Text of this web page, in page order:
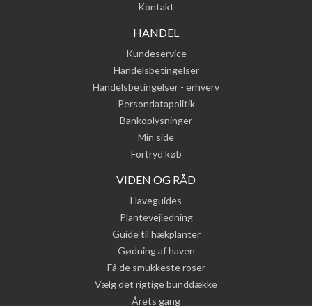
Kontakt
HANDEL
Kundeservice
Handelsbetingelser
Handelsbetingelser - erhverv
Persondatapolitik
Bankoplysninger
Min side
Fortryd køb
VIDEN OG RÅD
Haveguides
Plantevejledning
Guide til hækplanter
Gødning af haven
Få de smukkeste roser
Vælg det rigtige bunddække
Årets gang